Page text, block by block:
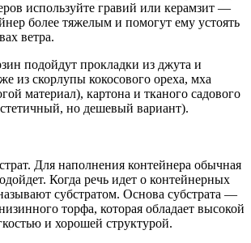
используйте гравий или керамзит —
более тяжелым и помогут ему устоять
ветра.
подойдут прокладки из джута и
из скорлупы кокосового ореха, мха
материал), картона и тканого садового
но дешевый вариант).
Для наполнения контейнера обычная
Когда речь идет о контейнерных
субстратом. Основа субстрата —
торфа, которая обладает высокой
и хорошей структурой.